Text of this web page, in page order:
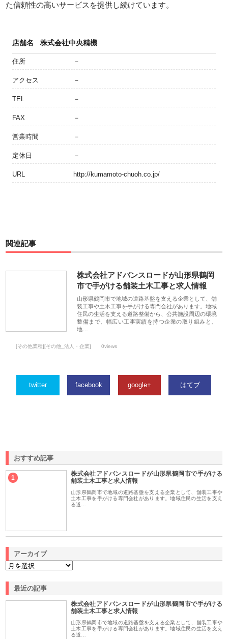
た信頼性の高いサービスを提供し続けています。
店舗名 株式会社中央精機
住所 －
アクセス －
TEL －
FAX －
営業時間 －
定休日 －
URL http://kumamoto-chuoh.co.jp/
関連記事
株式会社アドバンスロードが山形県鶴岡
市で手がける舗装土木工事と求人情報
山形県鶴岡市で地域の道路基盤を支える企業として、舗
装工事や土木工事を手がける専門会社があります。地域
住民の生活を支える道路整備から、公共施設周辺の環境
整備まで、幅広い工事実績を持つ企業の取り組みと、
地…
[その他業種][その他_法人・企業] 0views
twitter facebook google+ はてブ
おすすめ記事
1
株式会社アドバンスロードが山形県鶴岡市で手がける
舗装土木工事と求人情報
山形県鶴岡市で地域の道路基盤を支える企業として、舗装工事や
土木工事を手がける専門会社があります。地域住民の生活を支え
る道…
アーカイブ
最近の記事
株式会社アドバンスロードが山形県鶴岡市で手がける
舗装土木工事と求人情報
山形県鶴岡市で地域の道路基盤を支える企業として、舗装工事や
土木工事を手がける専門会社があります。地域住民の生活を支え
る道…